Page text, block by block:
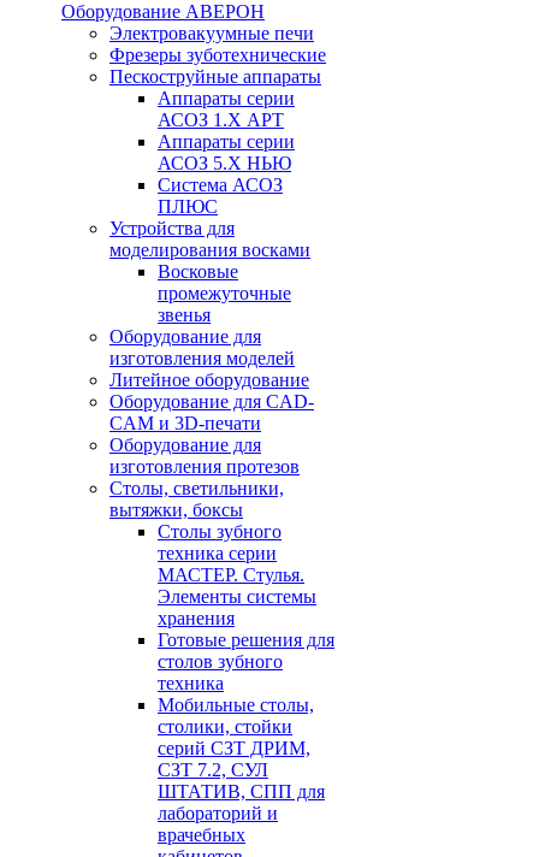
Оборудование АВЕРОН
Электровакуумные печи
Фрезеры зуботехнические
Пескоструйные аппараты
Аппараты серии
АСОЗ 1.Х АРТ
Аппараты серии
АСОЗ 5.Х НЬЮ
Система АСОЗ
ПЛЮС
Устройства для
моделирования восками
Восковые
промежуточные
звенья
Оборудование для
изготовления моделей
Литейное оборудование
Оборудование для CAD-
CAM и 3D-печати
Оборудование для
изготовления протезов
Cтолы, светильники,
вытяжки, боксы
Столы зубного
техника серии
МАСТЕР. Стулья.
Элементы системы
хранения
Готовые решения для
столов зубного
техника
Мобильные столы,
столики, стойки
серий СЗТ ДРИМ,
СЗТ 7.2, СУЛ
ШТАТИВ, СПП для
лабораторий и
врачебных